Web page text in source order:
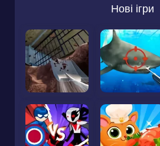
Нові ігри